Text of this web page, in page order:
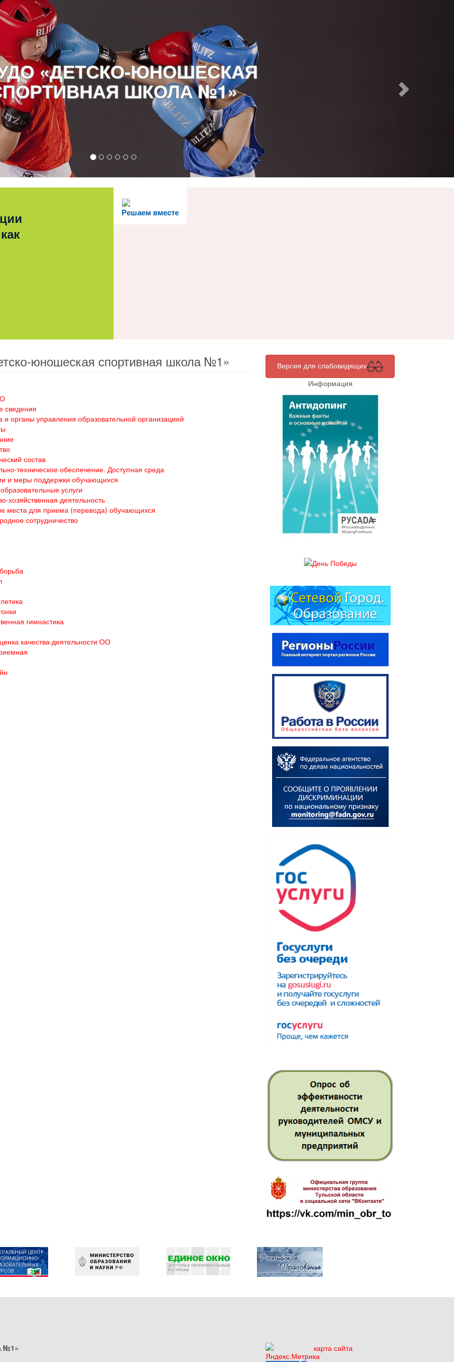
«ДЕТСКО-ЮНОШЕСКАЯ
ШКОЛА №1»
Решаем вместе
юношеская спортивная школа №1»
сведения
и органы управления образовательной организацией
состав
техническое обеспечение. Доступная среда
и меры поддержки обучающихся
услуги
хозяйственная деятельность
места для приема (перевода) обучающихся
сотрудничество
гимнастика
качества деятельности ОО
Версия для слабовидящих
Информация
№1»
карта сайта